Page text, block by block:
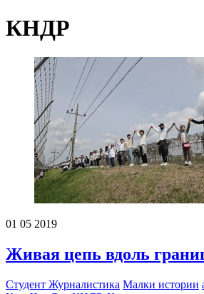
КНДР
01 05 2019
Живая цепь вдоль
Студент Журналистика Малки истории